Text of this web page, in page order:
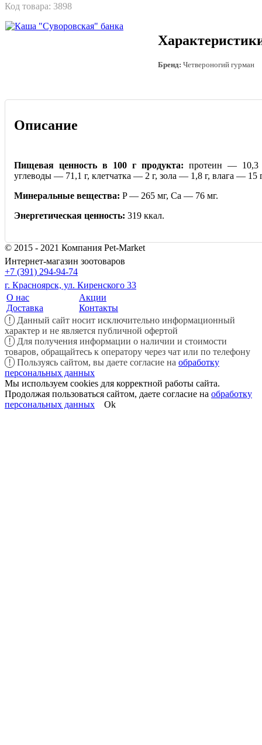
Код товара: 3898
Бренд: Четвероногий гурман
Описание
Пищевая ценность в 100 г продукта: протеин —
углеводы — 71,1 г, клетчатка — 2 г, зола — 1,8 г, влага — 15
Минеральные вещества: P — 265 мг, Ca — 76 мг.
Энергетическая ценность: 319 ккал.
© 2015 - 2021 Компания Pet-Market
Интернет-магазин зоотоваров
+7 (391) 294-94-74
г. Красноярск, ул. Киренского 33
О нас
Доставка
Акции
Контакты
!
Данный сайт носит исключительно информационный
характер и не является публичной офертой
!
Для получения информации о наличии и стоимости
товаров, обращайтесь к оператору через чат или по телефону
!
Пользуясь сайтом, вы даете согласие на обработку
персональных данных
Мы используем cookies для корректной работы сайта.
Продолжая пользоваться сайтом, даете согласие на обработку
персональных данных
Ok